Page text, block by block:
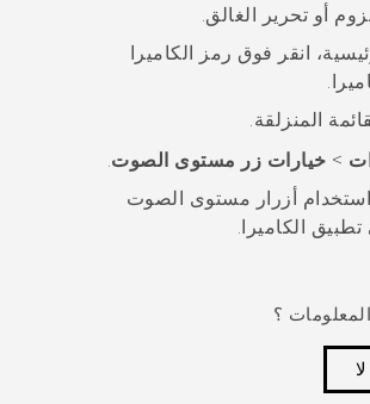
أو تحرير الغالق.
، انقر فوق رمز الكاميرا
.
المنزلقة.
> خيارات زر مستوى الصوت
أزرار مستوى الصوت
تطبيق الكاميرا
؟
لا